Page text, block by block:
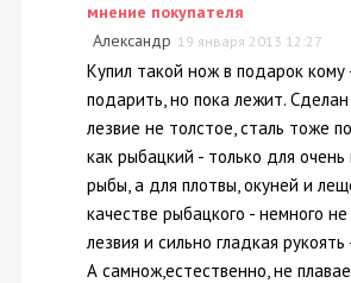
мнение покупателя
Александр 19 января 2013 12:27
Купил такой нож в подарок кому
подарить, но пока лежит. Сделан
лезвие не толстое, сталь тоже
как рыбацкий - только для очень
рыбы, а для плотвы, окуней и
качестве рыбацкого - немного
лезвия и сильно гладкая рукоять
А самнож,естественно, не